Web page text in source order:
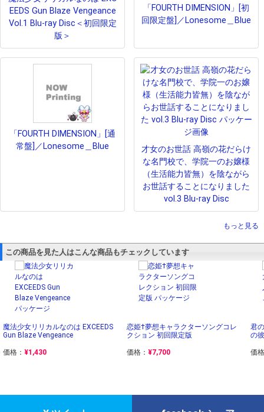
EEDS Gun Blaze Vengeance
Vol.1 Blu-ray Disc＜初回限定
版＞
「FOURTH DIMENSION」[初
回限定盤]／Lonesome＿Blue
「FOURTH DIMENSION」[通
常盤]／Lonesome＿Blue
才女のお世話 高嶺の花だらけ
な名門校で、学院一のお嬢様
（生活能力皆無）を陰ながら
お世話することになりました
vol.3 Blu-ray Disc
もっと見る
この商品を見た人はこんな商品もチェックしています
魔法少女リリカルなのは EXCEEDS
Gun Blaze Vengeance
価格： ¥1,430
恋姫†夢想キャラクターソングコレ
クション 初回限定版
価格： ¥7,700
君
の
価